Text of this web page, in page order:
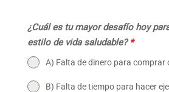
¿Cuál es tu mayor desafío hoy
estilo de vida saludable?*
A) Falta de dinero para comprar
B) Falta de tiempo para hacer